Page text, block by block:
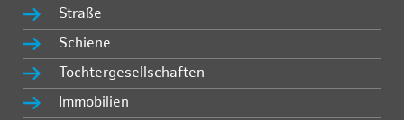
Straße
Schiene
Tochtergesellschaften
Immobilien